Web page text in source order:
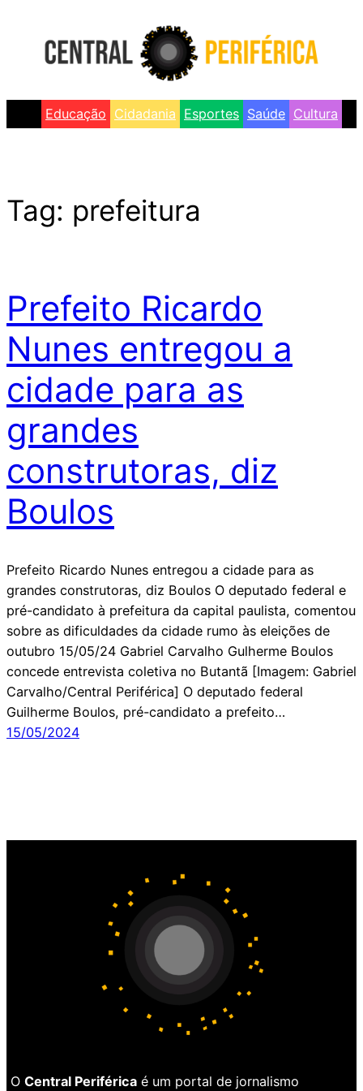
content
Educação Cidadania Esportes Saúde Cultura
Tag: prefeitura
Prefeito Ricardo
Nunes entregou a
cidade para as
grandes
construtoras, diz
Boulos
Prefeito Ricardo Nunes entregou a cidade para as
grandes construtoras, diz Boulos O deputado federal e
pré-candidato à prefeitura da capital paulista, comentou
sobre as dificuldades da cidade rumo às eleições de
outubro 15/05/24 Gabriel Carvalho Gulherme Boulos
concede entrevista coletiva no Butantã [Imagem: Gabriel
Carvalho/Central Periférica] O deputado federal
Guilherme Boulos, pré-candidato a prefeito…
15/05/2024
O Central Periférica é um portal de jornalismo